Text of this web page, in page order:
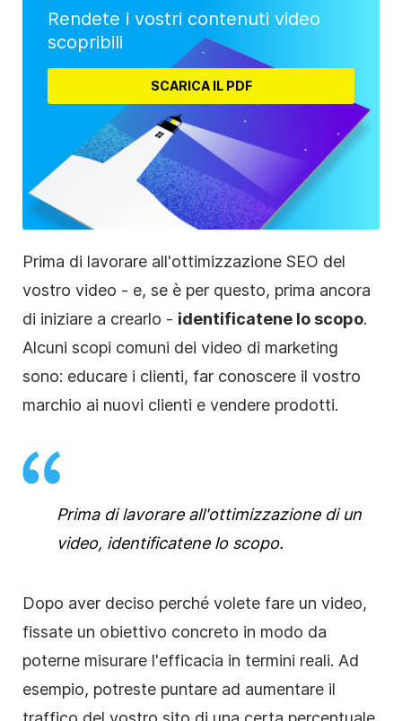
Rendete i vostri contenuti video
scopribili
SCARICA IL PDF
Prima di lavorare all'ottimizzazione SEO del
vostro video - e, se è per questo, prima ancora
di iniziare a crearlo - identificatene lo scopo.
Alcuni scopi comuni dei video di marketing
sono: educare i clienti, far conoscere il vostro
marchio ai nuovi clienti e vendere prodotti.
Prima di lavorare all'ottimizzazione di un
video, identificatene lo scopo.
Dopo aver deciso perché volete fare un video,
fissate un obiettivo concreto in modo da
poterne misurare l'efficacia in termini reali. Ad
esempio, potreste puntare ad aumentare il